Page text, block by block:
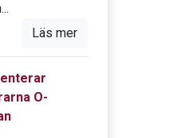
Läs mer
O-